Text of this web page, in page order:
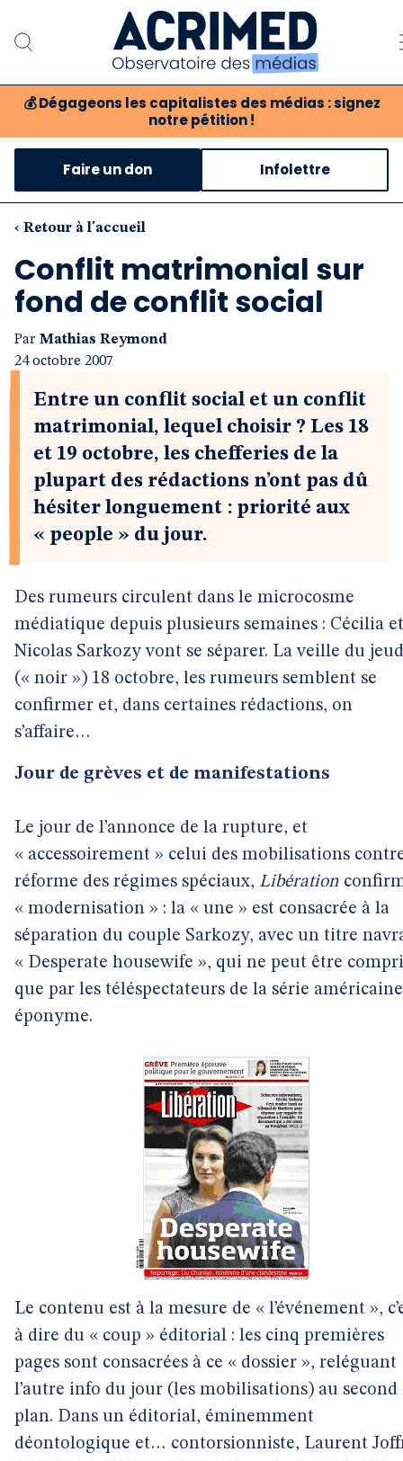
💰 Dégageons les capitalistes des médias : signez
notre pétition !
Notre association
Notre critique des médias
Notre revue
Boutique
Faire un don Infolettre
‹ Retour à l'accueil
Conflit matrimonial sur
fond de conflit social
Par Mathias Reymond
24 octobre 2007
Entre un conflit social et un conflit
matrimonial, lequel choisir ? Les 18
et 19 octobre, les chefferies de la
plupart des rédactions n’ont pas dû
hésiter longuement : priorité aux
« people » du jour.
Des rumeurs circulent dans le microcosme
médiatique depuis plusieurs semaines : Cécilia et
Nicolas Sarkozy vont se séparer. La veille du
(« noir ») 18 octobre, les rumeurs semblent se
confirmer et, dans certaines rédactions, on
s’affaire…
Jour de grèves et de manifestations
Le jour de l’annonce de la rupture, et
« accessoirement » celui des mobilisations
réforme des régimes spéciaux, Libération
« modernisation » : la « une » est consacrée à la
séparation du couple Sarkozy, avec un titre
« Desperate housewife », qui ne peut être
que par les téléspectateurs de la série américaine
éponyme.
Le contenu est à la mesure de « l’événement »,
à dire du « coup » éditorial : les cinq premières
pages sont consacrées à ce « dossier », reléguant
l’autre info du jour (les mobilisations) au second
plan. Dans un éditorial, éminemment
déontologique et… contorsionniste, Laurent